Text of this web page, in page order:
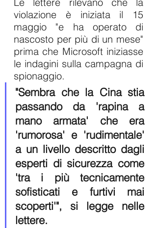
violazione è iniziata il 15
maggio "e ha operato di
nascosto per più di un mese"
prima che Microsoft iniziasse
le indagini sulla campagna di
spionaggio.
"Sembra che la Cina stia
passando da 'rapina a
mano armata' che era
'rumorosa' e 'rudimentale'
a un livello descritto dagli
esperti di sicurezza come
'tra i più tecnicamente
sofisticati e furtivi mai
scoperti'", si legge nelle
lettere.